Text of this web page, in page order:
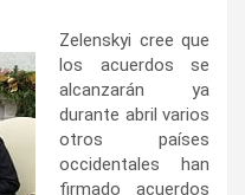
Zelenskyi cree que
los acuerdos se
alcanzarán ya
durante abril varios
otros países
occidentales han
firmado acuerdos